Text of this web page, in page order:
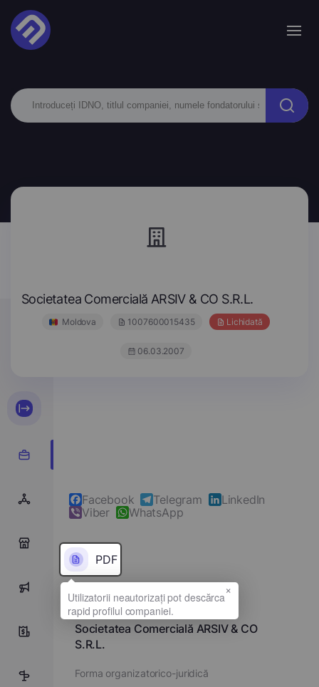
Societatea Comercială ARSIV & CO S.R.L.
Moldova 1007600015435 Lichidată
06.03.2007
0
6
Facebook Telegram
LinkedIn
Viber
WhatsApp
PDF
Denumirea completă
Societatea Comercială ARSIV & CO
S.R.L.
Forma organizatorico-juridică
×